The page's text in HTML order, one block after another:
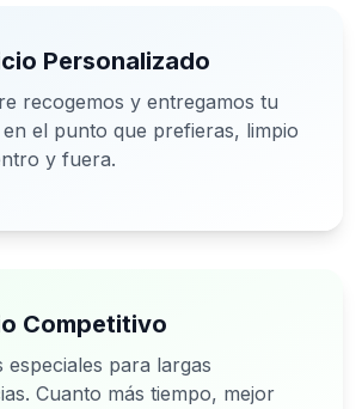
Personalizado
recogemos y entregamos tu
el punto que prefieras, limpio
y fuera.
Competitivo
especiales para largas
Cuanto más tiempo, mejor